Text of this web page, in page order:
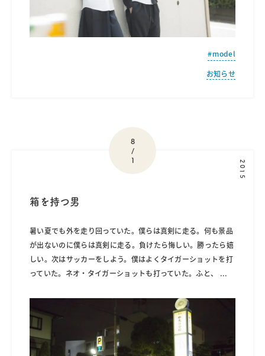
model
お知らせ
8
/
1
2015
箱を持つ男
暑い夏でも外を走り回っていた。僕らは真剣に走る。何も景品
が出ないのに僕らは真剣に走る。負けたら悔しい。勝ったら嬉
しい。次はサッカーをしよう。僕はよくタイガーショットを打
っていた。ネオ・タイガーショットも打っていた。ふと、
...